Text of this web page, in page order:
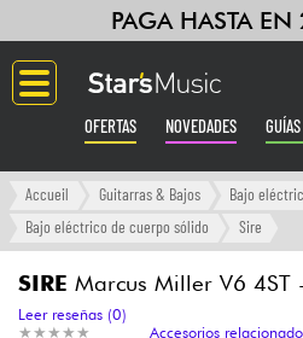
PAGA HASTA
OFERTAS NOVEDADES
Langue
Ampli & Efectos
Accueil Guitarras & Bajos
Bajo
Bajo eléctrico de cuerpo sólido
Sire
SIRE Marcus Miller V6 4ST
★ ★ ★ ★ ★
★ ★ ★ ★ ★
Leer reseñas (0)
Accesorios